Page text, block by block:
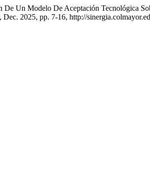
De Un Modelo De Aceptación
Dec. 2025, pp. 7-16, http://